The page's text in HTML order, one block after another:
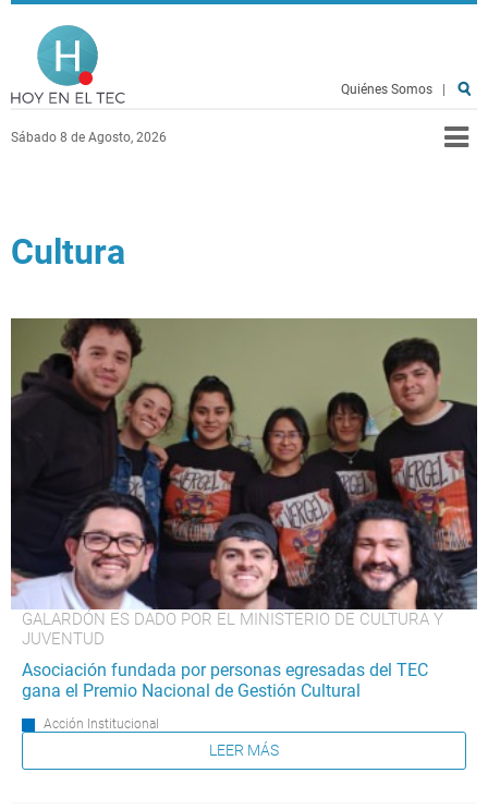
Pasar al contenido principal
Sábado 8 de Agosto, 2026
Quiénes Somos
Cultura
GALARDÓN ES DADO POR EL MINISTERIO DE CULTURA Y
JUVENTUD
Asociación fundada por personas egresadas del TEC
gana el Premio Nacional de Gestión Cultural
Acción Institucional
LEER MÁS